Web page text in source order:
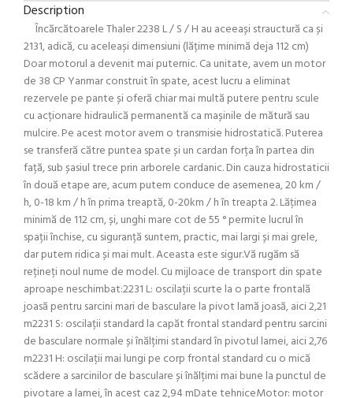
Description
Încărcătoarele Thaler 2238 L / S / H au aceeași strauctură ca și
2131, adică, cu aceleași dimensiuni (lățime minimă deja 112 cm)
Doar motorul a devenit mai puternic. Ca unitate, avem un motor
de 38 CP Yanmar construit în spate, acest lucru a eliminat
rezervele pe pante și oferă chiar mai multă putere pentru scule
cu acționare hidraulică permanentă ca mașinile de mătură sau
mulcire. Pe acest motor avem o transmisie hidrostatică. Puterea
se transferă către puntea spate și un cardan forța în partea din
față, sub șasiul trece prin arborele cardanic. Din cauza hidrostaticii
în două etape are, acum putem conduce de asemenea, 20 km /
h, 0-18 km / h în prima treaptă, 0-20km / h în treapta 2. Lățimea
minimă de 112 cm, și, unghi mare cot de 55 ° permite lucrul în
spații închise, cu siguranță suntem, practic, mai largi și mai grele,
dar putem ridica și mai mult. Aceasta este sigur.Vă rugăm să
rețineți noul nume de model. Cu mijloace de transport din spate
aproape neschimbat:2231 L: oscilații scurte la o parte frontală
joasă pentru sarcini mari de basculare la pivot lamă joasă, aici 2,21
m2231 S: oscilații standard la capăt frontal standard pentru sarcini
de basculare normale și înălțimi standard în pivotul lamei, aici 2,76
m2231 H: oscilații mai lungi pe corp frontal standard cu o mică
scădere a sarcinilor de basculare și înălțimi mai bune la punctul de
pivotare a lamei, în acest caz 2,94 mDate tehniceMotor: motor